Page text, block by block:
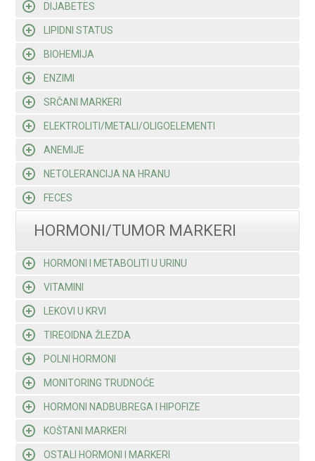
DIJABETES
LIPIDNI STATUS
BIOHEMIJA
ENZIMI
SRČANI MARKERI
ELEKTROLITI/METALI/OLIGOELEMENTI
ANEMIJE
NETOLERANCIJA NA HRANU
FECES
HORMONI/TUMOR MARKERI
HORMONI I METABOLITI U URINU
VITAMINI
LEKOVI U KRVI
TIREOIDNA ŽLEZDA
POLNI HORMONI
MONITORING TRUDNOĆE
HORMONI NADBUBREGA I HIPOFIZE
KOŠTANI MARKERI
OSTALI HORMONI I MARKERI